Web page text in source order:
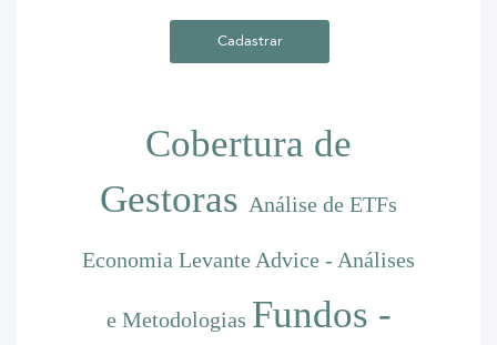
Cobertura de
Gestoras Análise de ETFs
Economia Levante Advice - Análises
e Metodologias Fundos -